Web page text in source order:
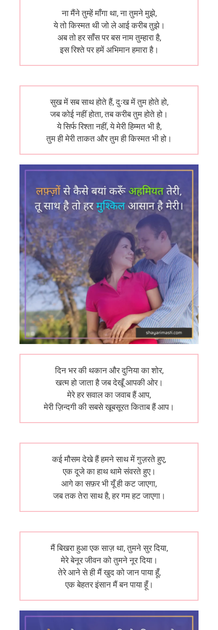
ना मैंने तुम्हें माँगा था, ना तुमने मुझे,
ये तो किस्मत थी जो ले आई करीब तुझे।
अब तो हर साँस पर बस नाम तुम्हारा है,
इस रिश्ते पर हमें अभिमान हमारा है।
सुख में सब साथ होते हैं, दुःख में तुम होते हो,
जब कोई नहीं होता, तब करीब तुम होते हो।
ये सिर्फ रिश्ता नहीं, ये मेरी हिम्मत भी है,
तुम ही मेरी ताकत और तुम ही किस्मत भी हो।
दिन भर की थकान और दुनिया का शोर,
खत्म हो जाता है जब देखूँ आपकी ओर।
मेरे हर सवाल का जवाब हैं आप,
मेरी ज़िन्दगी की सबसे खूबसूरत किताब हैं आप।
कई मौसम देखे हैं हमने साथ में गुज़रते हुए,
एक दूजे का हाथ थामे संवरते हुए।
आगे का सफ़र भी यूँ ही कट जाएगा,
जब तक तेरा साथ है, हर गम हट जाएगा।
मैं बिखरा हुआ एक साज़ था, तुमने सुर दिया,
मेरे बेनूर जीवन को तुमने नूर दिया।
तेरे आने से ही मैं खुद को जान पाया हूँ,
एक बेहतर इंसान मैं बन पाया हूँ।